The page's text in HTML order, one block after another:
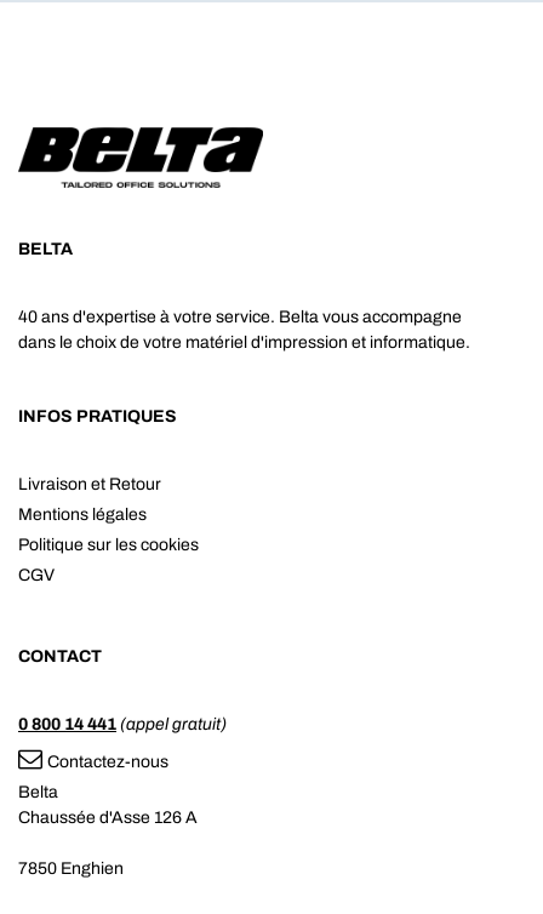
BELTA
40 ans d'expertise à votre service. Belta vous accompagne
dans le choix de votre matériel d'impression et informatique.
INFOS PRATIQUES
Livraison et Retour
Mentions légales
Politique sur les cookies
CGV
CONTACT
0 800 14 441 (appel gratuit)
Contactez-nous
Belta
Chaussée d'Asse 126 A
7850 Enghien